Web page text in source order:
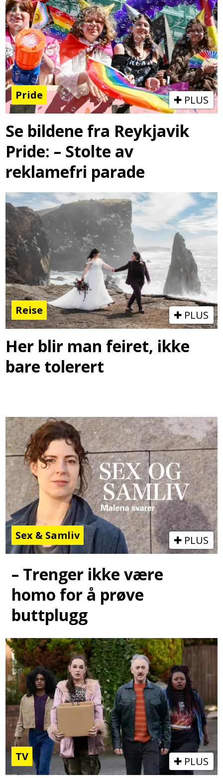
Pride PLUS
Se bildene fra Reykjavik
Pride: – Stolte av
reklamefri parade
Reise PLUS
Her blir man feiret, ikke
bare tolerert
Sex & Samliv PLUS
– Trenger ikke være
homo for å prøve
buttplugg
TV PLUS